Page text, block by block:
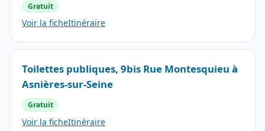
Gratuit
Voir la ficheItinéraire
Toilettes publiques, 9bis Rue Montesquieu à
Asnières-sur-Seine
Gratuit
Voir la ficheItinéraire